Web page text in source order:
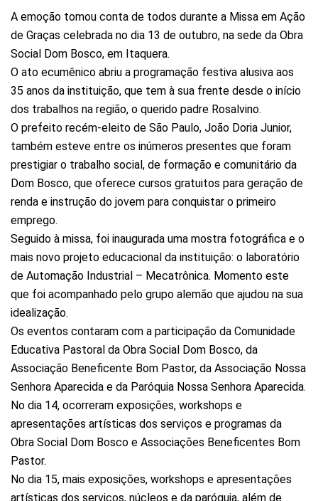
A emoção tomou conta de todos durante a Missa em Ação
de Graças celebrada no dia 13 de outubro, na sede da Obra
Social Dom Bosco, em Itaquera.
O ato ecumênico abriu a programação festiva alusiva aos
35 anos da instituição, que tem à sua frente desde o início
dos trabalhos na região, o querido padre Rosalvino.
O prefeito recém-eleito de São Paulo, João Doria Junior,
também esteve entre os inúmeros presentes que foram
prestigiar o trabalho social, de formação e comunitário da
Dom Bosco, que oferece cursos gratuitos para geração de
renda e instrução do jovem para conquistar o primeiro
emprego.
Seguido à missa, foi inaugurada uma mostra fotográfica e o
mais novo projeto educacional da instituição: o laboratório
de Automação Industrial – Mecatrônica. Momento este
que foi acompanhado pelo grupo alemão que ajudou na sua
idealização.
Os eventos contaram com a participação da Comunidade
Educativa Pastoral da Obra Social Dom Bosco, da
Associação Beneficente Bom Pastor, da Associação Nossa
Senhora Aparecida e da Paróquia Nossa Senhora Aparecida.
No dia 14, ocorreram exposições, workshops e
apresentações artísticas dos serviços e programas da
Obra Social Dom Bosco e Associações Beneficentes Bom
Pastor.
No dia 15, mais exposições, workshops e apresentações
artísticas dos serviços, núcleos e da paróquia, além de